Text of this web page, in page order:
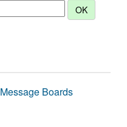
Message Boards